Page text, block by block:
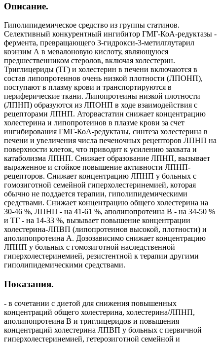
Описание.
Гиполипидемическое средство из группы статинов.
Селективный конкурентный ингибитор ГМГ-КоА-редуктазы -
фермента, превращающего 3-гидрокси-3-метилглутарил
коэнзим А в мевалоновую кислоту, являющуюся
предшественником стеролов, включая холестерин.
Триглицериды (ТГ) и холестерин в печени включаются в
состав липопротеинов очень низкой плотности (ЛПОНП),
поступают в плазму крови и транспортируются в
периферические ткани. Липопротеины низкой плотности
(ЛПНП) образуются из ЛПОНП в ходе взаимодействия с
рецепторами ЛПНП. Аторвастатин снижает концентрацию
холестерина и липопротеинов в плазме крови за счет
ингибирования ГМГ-КоА-редуктазы, синтеза холестерина в
печени и увеличения числа печеночных рецепторов ЛПНП на
поверхности клеток, что приводит к усилению захвата и
катаболизма ЛПНП. Снижает образование ЛПНП, вызывает
выраженное и стойкое повышение активности ЛПНП-
рецепторов. Снижает концентрацию ЛПНП у больных с
гомозиготной семейной гиперхолестеринемией, которая
обычно не поддается терапии, гиполипидемическими
средствами. Снижает концентрацию общего холестерина на
30-46 %, ЛПНП - на 41-61 %, аполипопротеина В - на 34-50 %
и ТГ - на 14-33 %, вызывает повышение концентрации
холестерина-ЛПВП (липопротеинов высокой, плотности) и
аполипопротеина А. Дозозависимо снижает концентрацию
ЛПНП у больных с гомозиготной наследственной
гиперхолестеринемией, резистентной к терапии другими
гиполипидемическими средствами.
Показания.
- в сочетании с диетой для снижения повышенных
концентраций общего холестерина, холестерина/ЛПНП,
аполипопротеина В и триглицеридов и повышения
концентраций холестерина ЛПВП у больных с первичной
гиперхолестеринемией, гетерозиготной семейной и